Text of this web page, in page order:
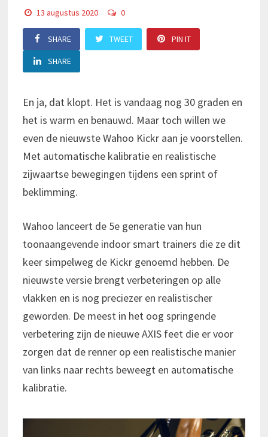
13 augustus 2020 0
SHARE TWEET PIN IT
SHARE
En ja, dat klopt. Het is vandaag nog 30 graden en
het is warm en benauwd. Maar toch willen we
even de nieuwste Wahoo Kickr aan je voorstellen.
Met automatische kalibratie en realistische
zijwaartse bewegingen tijdens een sprint of
beklimming.
Wahoo lanceert de 5e generatie van hun
toonaangevende indoor smart trainers die ze dit
keer simpelweg de Kickr genoemd hebben. De
nieuwste versie brengt verbeteringen op alle
vlakken en is nog preciezer en realistischer
geworden. De meest in het oog springende
verbetering zijn de nieuwe AXIS feet die er voor
zorgen dat de renner op een realistische manier
van links naar rechts beweegt en automatische
kalibratie.